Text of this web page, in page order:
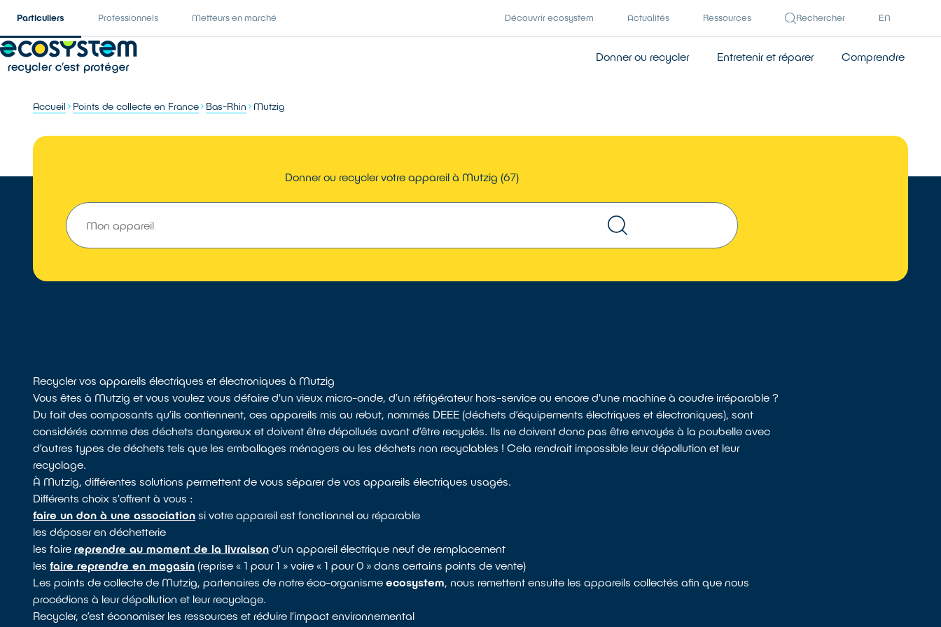
Particuliers Professionnels Metteurs en marché Découvrir ecosystem Actualités Ressources Rechercher EN
Donner ou recycler Entretenir et réparer Comprendre
Accueil Points de collecte en France Bas-Rhin Mutzig
Donner ou recycler votre appareil à Mutzig (67)
Recycler vos appareils électriques et électroniques à Mutzig
Vous êtes à Mutzig et vous voulez vous défaire d'un vieux micro-onde, d’un réfrigérateur hors-service ou encore d'une machine à coudre irréparable ?
Du fait des composants qu’ils contiennent, ces appareils mis au rebut, nommés DEEE (déchets d’équipements électriques et électroniques), sont
considérés comme des déchets dangereux et doivent être dépollués avant d’être recyclés. Ils ne doivent donc pas être envoyés à la poubelle avec
d’autres types de déchets tels que les emballages ménagers ou les déchets non recyclables ! Cela rendrait impossible leur dépollution et leur
recyclage.
À Mutzig, différentes solutions permettent de vous séparer de vos appareils électriques usagés.
Différents choix s'offrent à vous :
faire un don à une association si votre appareil est fonctionnel ou réparable
les déposer en déchetterie
les fairereprendre au moment de la livraison d’un appareil électrique neuf de remplacement
lesfaire reprendre en magasin (reprise « 1 pour 1 » voire « 1 pour 0 » dans certains points de vente)
Les points de collecte de Mutzig, partenaires de notre éco-organismeecosystem, nous remettent ensuite les appareils collectés afin que nous
procédions à leur dépollution et leur recyclage.
Recycler, c’est économiser les ressources et réduire l’impact environnemental